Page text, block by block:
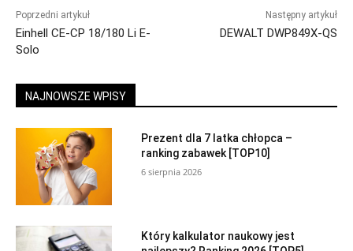
Poprzedni artykuł
Einhell CE-CP 18/180 Li E-
Solo
Następny artykuł
DEWALT DWP849X-QS
NAJNOWSZE WPISY
Prezent dla 7 latka chłopca –
ranking zabawek [TOP10]
6 sierpnia 2026
Który kalkulator naukowy jest